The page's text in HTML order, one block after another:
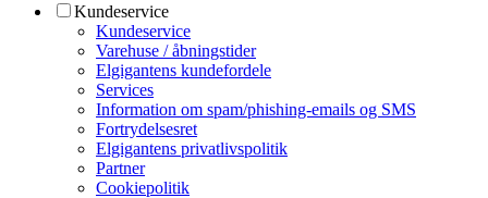
Kundeservice
Kundeservice
Varehuse / åbningstider
Elgigantens kundefordele
Services
Information om spam/phishing-emails og SMS
Fortrydelsesret
Elgigantens privatlivspolitik
Partner
Cookiepolitik